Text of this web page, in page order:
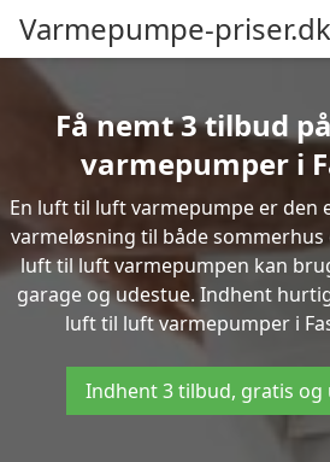
Varmepumpe-priser.dk
Få nemt 3 tilbud
varmepumper i
En luft til luft varmepumpe er den
varmeløsning til både
luft til luft varmepumpen kan
garage og udestue. Indhent
luft til luft varmepumper i
Indhent 3 tilbud, gratis